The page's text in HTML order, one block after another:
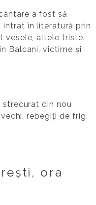
a fost să
în literatură prin
vesele, altele triste.
Balcani, victime și
din nou
rebegiți de frig,
ora